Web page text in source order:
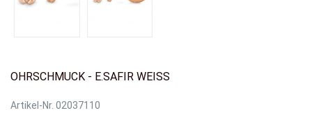
OHRSCHMUCK - E.SAFIR WEISS
Artikel-Nr. 02037110